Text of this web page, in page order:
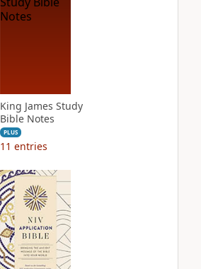
King James Study
Bible Notes
PLUS
11 entries